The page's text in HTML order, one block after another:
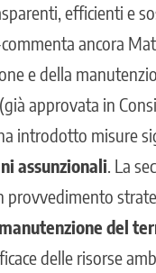
efficienti e
ancora
e della
(già approvata in
introdotto misure
assunzionali. La
provvedimento
manutenzione del
delle risorse